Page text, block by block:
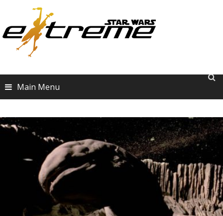
content
Main Menu